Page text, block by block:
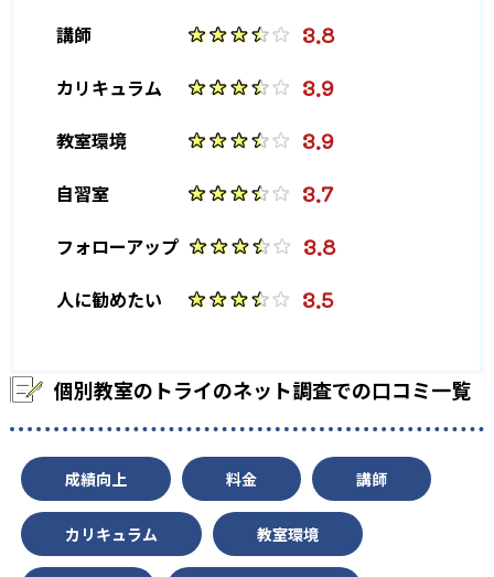
横浜国立大学 - 金沢大学 -
大阪公立大学 - 千葉大学 -
東京都立大学 - 古屋市立大学 -
京都府立大学 岡山大学
講師 3.8
カリキュラム 3.9
教室環境 3.9
自習室 3.7
フォローアップ 3.8
人に勧めたい 3.5
個別教室のトライのネット調査での口コミ一覧
成績向上 料金 講師
カリキュラム 教室環境